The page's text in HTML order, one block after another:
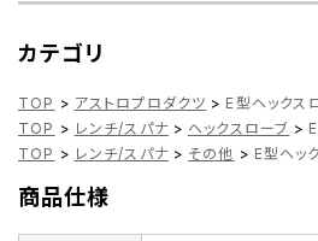
カテゴリ
TOP > アストロプロダクツ > E型ヘックス
TOP > レンチ/スパナ > ヘックスローブ >
TOP > レンチ/スパナ > その他 > E型ヘッ
商品仕様